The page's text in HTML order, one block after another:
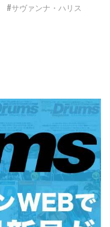
#サヴァンナ・ハリス